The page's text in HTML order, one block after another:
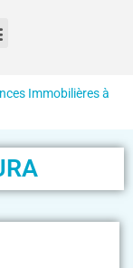
Immobilières à